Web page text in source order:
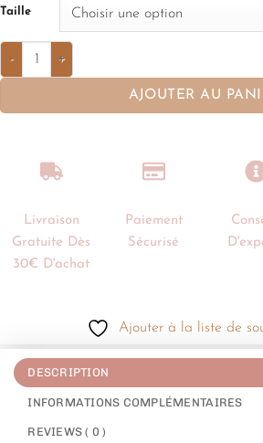
Taille
AJOUTER AU
Livraison
Gratuite Dès
30€ D'achat
Paiement
Sécurisé
Ajouter à la liste de
DESCRIPTION
INFORMATIONS COMPLÉMENTAIRES
REVIEWS ( 0 )